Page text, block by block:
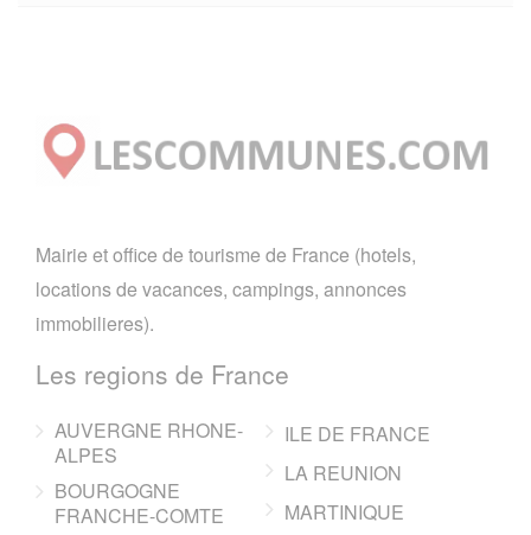
Mairie et office de tourisme de France (hotels,
locations de vacances, campings, annonces
immobilieres).
Les regions de France
AUVERGNE RHONE-
ALPES
BOURGOGNE
FRANCHE-COMTE
ILE DE FRANCE
LA REUNION
MARTINIQUE